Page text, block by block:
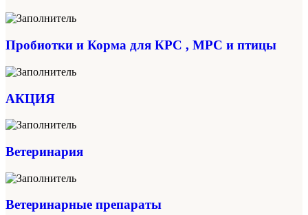
Пробиотки и Корма для КРС , МРС и птицы
АКЦИЯ
Ветеринария
Ветеринарные препараты